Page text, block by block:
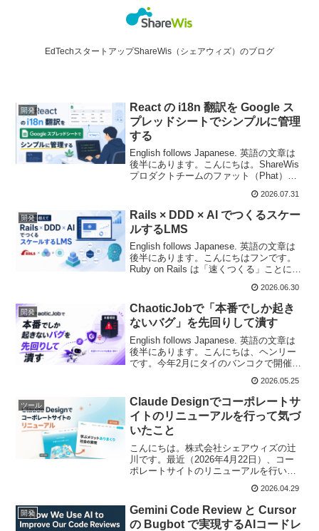
EdTechスタートアップShareWis（シェアウィズ）のブログ
開発
React の i18n 翻訳を Google ス
プレッドシートでシンプルに管理
する
English follows Japanese. 英語の文章は
後半にあります。こんにちは。ShareWis
プロダクトチームのファット（Phat）で
日本語化したものです。ShareWis のプロ
ダクトチ...
2026.07.31
開発
Rails × DDD × AI でつくるスケー
ルするLMS
English follows Japanese. 英語の文章は
後半にあります。こんにちはフンです。
Ruby on Rails は「速くつくる」ことに圧
ど、LMS（学習管理システム）のように
ドメインが複雑に...
2026.06.30
開発
ChaoticJobで「本番でしか起き
ないバグ」を先回りして潰す
English follows Japanese. 英語の文章は
後半にあります。こんにちは、ヘンリー
です。今年2月にタイのバンコクで開催さ
ジニアのみんなと参加しました。実践的
で非常に興味深いトピ...
2026.05.25
ツール
Claude Designでコーポレートサ
イトのリニューアルを行って気づ
いたこと
こんにちは。株式会社シェアウィズの辻
川です。最近（2026年4月22日）、コー
ポレートサイトのリニューアルを行いま
新したため、サイトの内容も更新しまし
た。力強く新しいミッション・ビジョン
を前面に出すページ...
2026.04.29
開発
Gemini Code Review と Cursor
の Bugbot で実現するAIコードレ